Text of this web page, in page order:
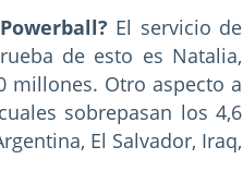
El servicio de
de esto es Natalia,
millones. Otro aspecto a
sobrepasan los 4,6
El Salvador, Iraq,